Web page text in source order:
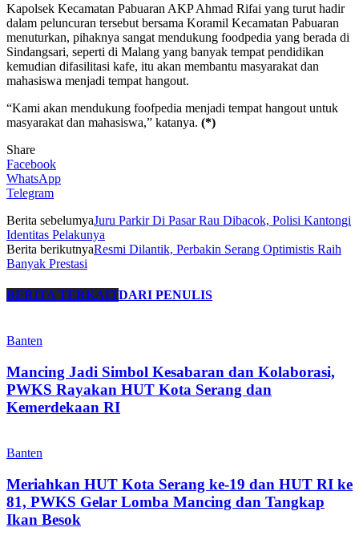
Kapolsek Kecamatan Pabuaran AKP Ahmad Rifai yang turut hadir
dalam peluncuran tersebut bersama Koramil Kecamatan Pabuaran
menuturkan, pihaknya sangat mendukung foodpedia yang berada di
Sindangsari, seperti di Malang yang banyak tempat pendidikan
kemudian difasilitasi kafe, itu akan membantu masyarakat dan
mahasiswa menjadi tempat hangout.
“Kami akan mendukung foofpedia menjadi tempat hangout untuk
masyarakat dan mahasiswa,” katanya. (*)
Share
Facebook
WhatsApp
Telegram
Berita sebelumyaJuru Parkir Di Pasar Rau Dibacok, Polisi Kantongi
Identitas Pelakunya
Berita berikutnyaResmi Dilantik, Perbakin Serang Optimistis Raih
Banyak Prestasi
BERITA TERKAITDARI PENULIS
Banten
Mancing Jadi Simbol Kesabaran dan Kolaborasi,
PWKS Rayakan HUT Kota Serang dan
Kemerdekaan RI
Banten
Meriahkan HUT Kota Serang ke-19 dan HUT RI ke
81, PWKS Gelar Lomba Mancing dan Tangkap
Ikan Besok